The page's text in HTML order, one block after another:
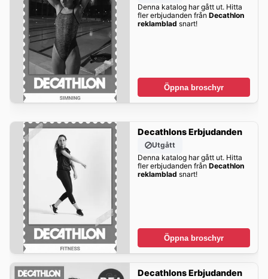
Denna katalog har gått ut. Hitta
fler erbjudanden från Decathlon
reklamblad snart!
Öppna broschyr
Decathlons Erbjudanden
Utgått
Denna katalog har gått ut. Hitta
fler erbjudanden från Decathlon
reklamblad snart!
Öppna broschyr
Decathlons Erbjudanden